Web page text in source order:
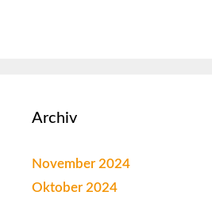
Archiv
November 2024
Oktober 2024